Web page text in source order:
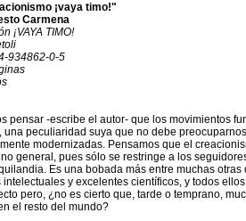
¡vaya timo!"
Carmena
¡VAYA TIMO!
934862-0-5
pensar -escribe el autor- que los movimientos
una peculiaridad suya que no debe
modernizadas. Pensamos que el
general, pues sólo se restringe a los
Es una bobada más entre muchas
intelectuales y excelentes científicos, y todos
pero, ¿no es cierto que, tarde o temprano,
el resto del mundo?